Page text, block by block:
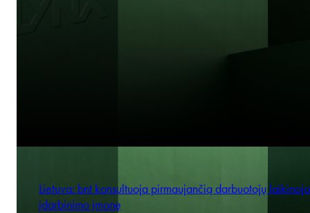
Lietuva: bnt konsultuoja pirmaujančią darbuotojų laikinojo
įdarbinimo įmonę